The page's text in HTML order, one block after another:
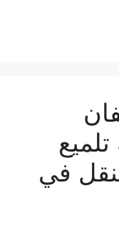
تلميع
في